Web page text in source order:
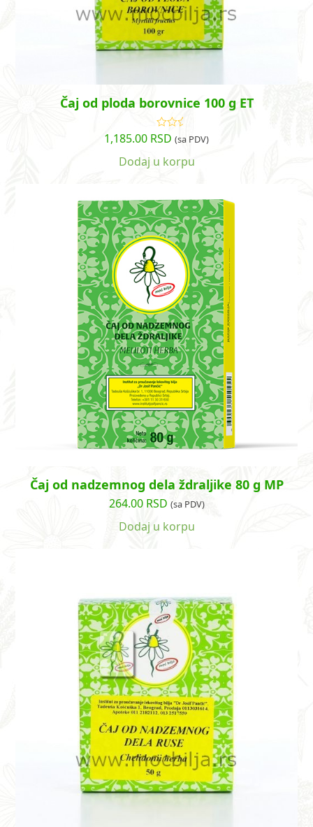
Čaj od ploda borovnice 100 g ET
Ocenjeno
sa5.00 od
1,185.00 RSD (sa PDV)
Dodaj u korpu
Čaj od nadzemnog dela ždraljike 80 g MP
264.00 RSD (sa PDV)
Dodaj u korpu